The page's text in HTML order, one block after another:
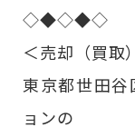
◇◆◇◆◇
＜売却（買取
東京都世田
ョンの